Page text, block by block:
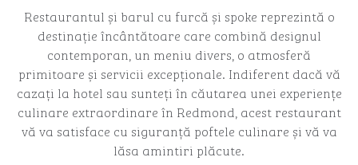
Restaurantul și barul cu furcă și spoke reprezintă o
destinație încântătoare care combină designul
contemporan, un meniu divers, o atmosferă
primitoare și servicii excepționale. Indiferent dacă vă
cazați la hotel sau sunteți în căutarea unei experiențe
culinare extraordinare în Redmond, acest restaurant
vă va satisface cu siguranță poftele culinare și vă va
lăsa amintiri plăcute.